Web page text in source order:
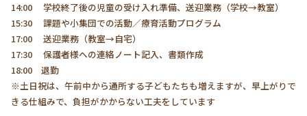
14:00 学校終了後の児童の受け入れ準備、送迎業務（学校→教室）
15:30 課題や小集団での活動／療育活動プログラム
17:00 送迎業務（教室→自宅）
17:30 保護者様への連絡ノート記入、書類作成
18:00 退勤
※土日祝は、午前中から通所する子どもたちも増えますが、早上がりで
きる仕組みで、負担がかからない工夫をしています